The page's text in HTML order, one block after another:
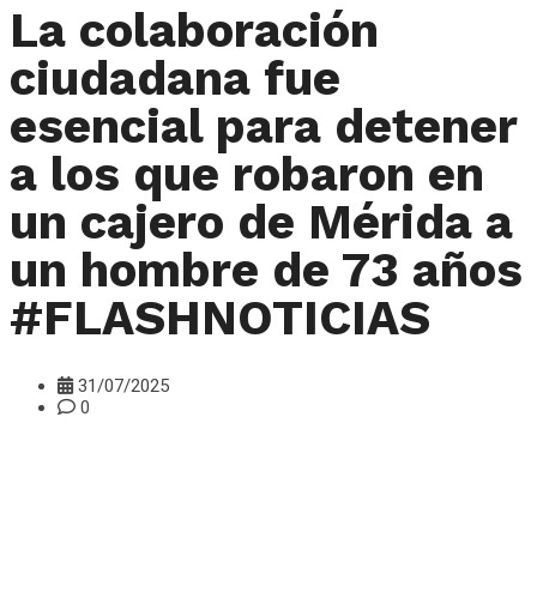
La colaboración
ciudadana fue
esencial para detener
a los que robaron en
un cajero de Mérida a
un hombre de 73 años
#FLASHNOTICIAS
31/07/2025
0